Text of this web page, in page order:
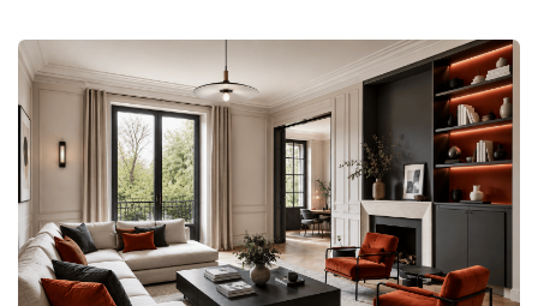
GESTION
NOTRE AGENCE
Qui Sommes-Nous
Notre Équipe
Nous Rejoindre
Nos Actualités